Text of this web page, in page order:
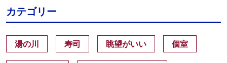
カテゴリー
湯の川 寿司 眺望がいい 個室